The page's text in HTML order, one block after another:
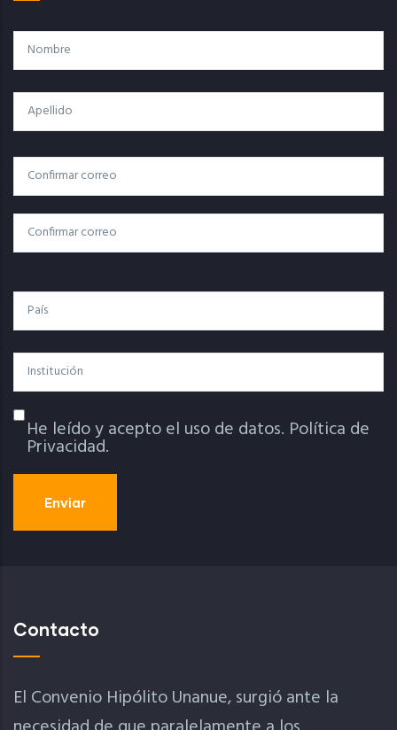
Nombre
Apellido
Correo
Electrónico
Correo Electrónico
Confirmar Correo
País
Institución
Política De Privacidad
He leído y acepto el uso de datos. Política de
Privacidad.
Contacto
El Convenio Hipólito Unanue, surgió ante la